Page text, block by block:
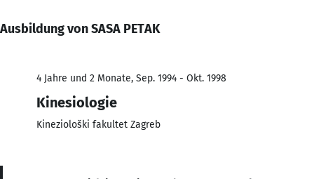
Ausbildung von SASA PETAK
4 Jahre und 2 Monate, Sep. 1994 - Okt. 1998
Kinesiologie
Kineziološki fakultet Zagreb